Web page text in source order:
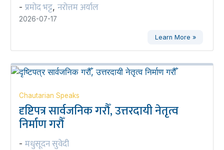
- प्रमोद भट्ट, नरोत्तम अर्याल
2026-07-17
Learn More »
Chautarian Speaks
दृष्टिपत्र सार्वजनिक गरौँ, उत्तरदायी नेतृत्व
निर्माण गरौँ
- मधुसूदन सुवेदी